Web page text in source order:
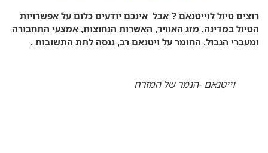
טיול לוייטנאם ? אבל אינכם יודעים כלום על אפשרויות
במדינה, מזג האוויר, האשרות הנחוצות, אמצעי התחבורה
הגבול. החומר על ויטנאם רב, ננסה לתת התשובות .
וייטנאם -הנמר של המזרח